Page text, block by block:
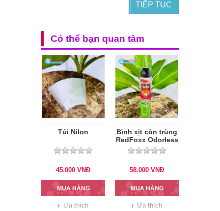
TIẾP TỤC
Có thể bạn quan tâm
Túi Nilon
45.000 VNĐ
MUA HÀNG
Ưa thích
Bình xịt côn trùng
RedFoxx Odorless
600 ml
58.000 VNĐ
MUA HÀNG
Ưa thích